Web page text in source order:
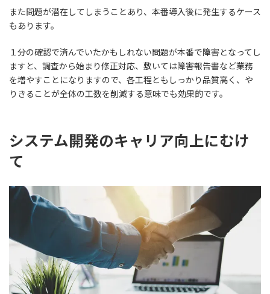
また問題が潜在してしまうことあり、本番導入後に発生するケース
もあります。
１分の確認で済んでいたかもしれない問題が本番で障害となってし
ますと、調査から始まり修正対応、敷いては障害報告書など業務
を増やすことになりますので、 各工程ともしっかり品質高く、や
りきることが全体の工数を削減する意味でも効果的です。
システム開発のキャリア向上にむけ
て